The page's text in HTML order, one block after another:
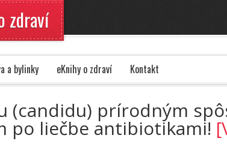
zdraví
a bylinky eKnihy o zdraví Kontakt
(candidu) prírodným
po liečbe antibiotikami!